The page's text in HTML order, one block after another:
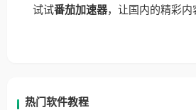
试试番茄加速器，让国内的精彩内
热门软件教程